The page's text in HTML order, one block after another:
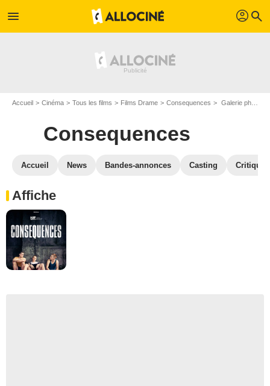
menu profil search
Accueil Cinéma Tous les films Films Drame Consequences Galerie photos du film Consequences
Consequences
Accueil News Bandes-annonces Casting
Affiche